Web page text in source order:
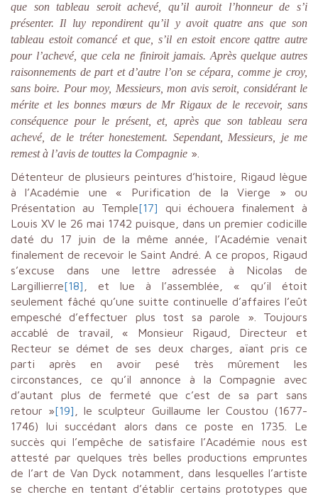
que son tableau seroit achevé, qu’il auroit l’honneur de s’i
présenter. Il luy repondirent qu’il y avoit quatre ans que son
tableau estoit comancé et que, s’il en estoit encore qattre autre
pour l’achevé, que cela ne finiroit jamais. Après quelque autres
raisonnements de part et d’autre l’on se cépara, comme je croy,
sans boire. Pour moy, Messieurs, mon avis seroit, considérant le
mérite et les bonnes mœurs de Mr Rigaux de le recevoir, sans
conséquence pour le présent, et, après que son tableau sera
achevé, de le tréter honestement. Sependant, Messieurs, je me
remest à l’avis de touttes la Compagnie ».
Détenteur de plusieurs peintures d’histoire, Rigaud lègue
à l’Académie une « Purification de la Vierge » ou
Présentation au Temple[17] qui échouera finalement à
Louis XV le 26 mai 1742 puisque, dans un premier codicille
daté du 17 juin de la même année, l’Académie venait
finalement de recevoir le Saint André. A ce propos, Rigaud
s’excuse dans une lettre adressée à Nicolas de
Largillierre[18]
, et lue à l’assemblée, « qu’il étoit
seulement fâché qu’une suitte continuelle d’affaires l’eût
empesché d’effectuer plus tost sa parole ». Toujours
accablé de travail, « Monsieur Rigaud, Directeur et
Recteur se démet de ses deux charges, aïant pris ce
parti après en avoir pesé très mûrement les
circonstances, ce qu’il annonce à la Compagnie avec
d’autant plus de fermeté que c’est de sa part sans
retour »[19]
, le sculpteur Guillaume Ier Coustou (1677-
1746) lui succédant alors dans ce poste en 1735. Le
succès qui l’empêche de satisfaire l’Académie nous est
attesté par quelques très belles productions empruntes
de l’art de Van Dyck notamment, dans lesquelles l’artiste
se cherche en tentant d’établir certains prototypes que